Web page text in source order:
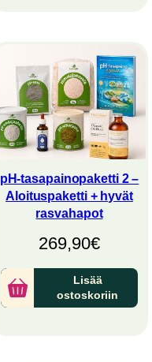
pH-tasapainopaketti 2 –
Aloituspaketti + hyvät
rasvahapot
269,90€
Lisää
ostoskoriin